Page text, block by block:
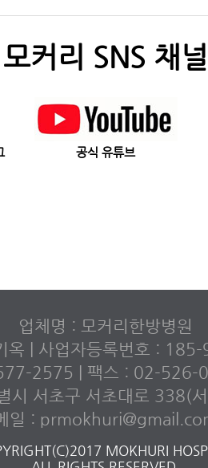
모커리 SNS 채널
공식 유튜브
업체명 : 모커리한방병원
옥 | 사업자등록번호 :
2575 | 팩스 : 02-526-
시 서초구 서초대로 338(
일 :
MOKHURI